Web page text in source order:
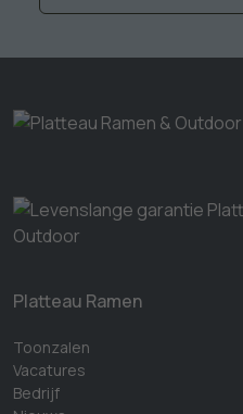
Platteau Ramen
Toonzalen
Vacatures
Bedrijf